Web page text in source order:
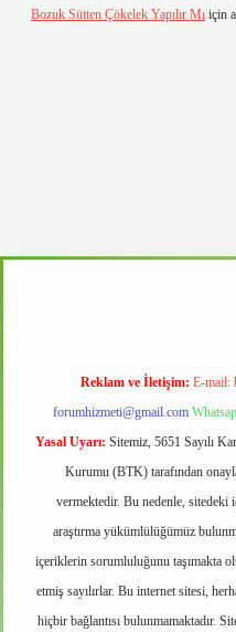
Bozuk Sütten Çökelek Yapılır Mı için
Reklam ve İletişim: E-mail:
forumhizmeti@gmail.com
Yasal Uyarı: Sitemiz, 5651 Sayılı
Kurumu (BTK) tarafından
vermektedir. Bu nedenle, sitedeki
araştırma yükümlülüğümüz
içeriklerin sorumluluğunu taşımakta
etmiş sayılırlar. Bu internet sitesi,
hiçbir bağlantısı bulunmamaktadır.